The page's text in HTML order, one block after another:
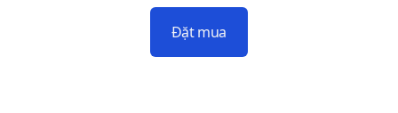
Đặt mua